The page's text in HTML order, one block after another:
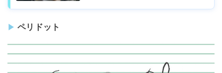
ペリドット